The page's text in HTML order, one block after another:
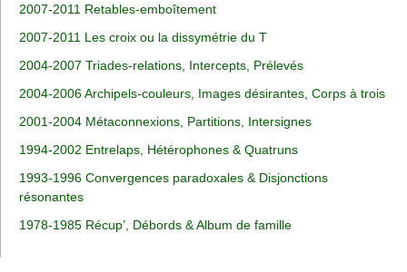
2007-2011 Retables-emboîtement
2007-2011 Les croix ou la dissymétrie du T
2004-2007 Triades-relations, Intercepts, Prélevés
2004-2006 Archipels-couleurs, Images désirantes, Corps à trois
2001-2004 Métaconnexions, Partitions, Intersignes
1994-2002 Entrelaps, Hétérophones & Quatruns
1993-1996 Convergences paradoxales & Disjonctions
résonantes
1978-1985 Récup’, Débords & Album de famille